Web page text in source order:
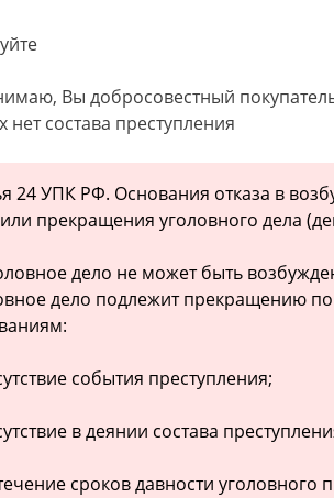
Вы добросовестный
нет состава преступления
24 УПК РФ. Основания отказа в
прекращения уголовного дела
дело не может быть
дело подлежит прекращению
события преступления;
в деянии состава
сроков давности уголовного